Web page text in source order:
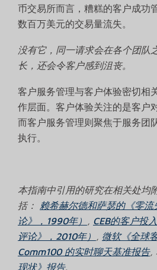
币交易所而言，糟糕的客户成功
数百万美元的交易量流失。
没有它，同一请求会在各个团队
长，还会令客户感到沮丧。
客户服务管理与客户体验密切相
作层面。客户体验关注的是客户
而客户服务管理则聚焦于服务团
执行。
本指南中引用的研究在相关处均
括： 赖希赫尔德和萨瑟的《零
论》，1990年）
, CEB的客户投
评论》，2010年）
, 微软《全球
Comm100 的实时聊天基准报告,
现状》报告.